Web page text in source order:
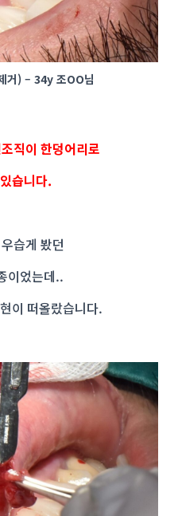
거) – 34y 조OO님
직이 한덩어리로
습니다.
습게 봤던
이었는데..
이 떠올랐습니다.